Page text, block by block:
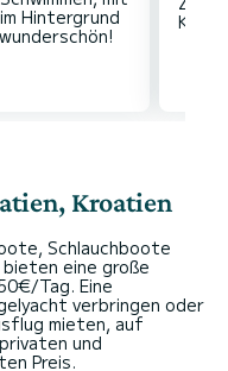
Hintergrund
Kroatien
Schlauchboote
bieten eine große
Tag. Eine
verbringen oder
mieten, auf
und
Preis.